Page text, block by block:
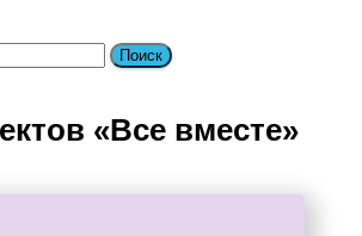
«Все вместе»